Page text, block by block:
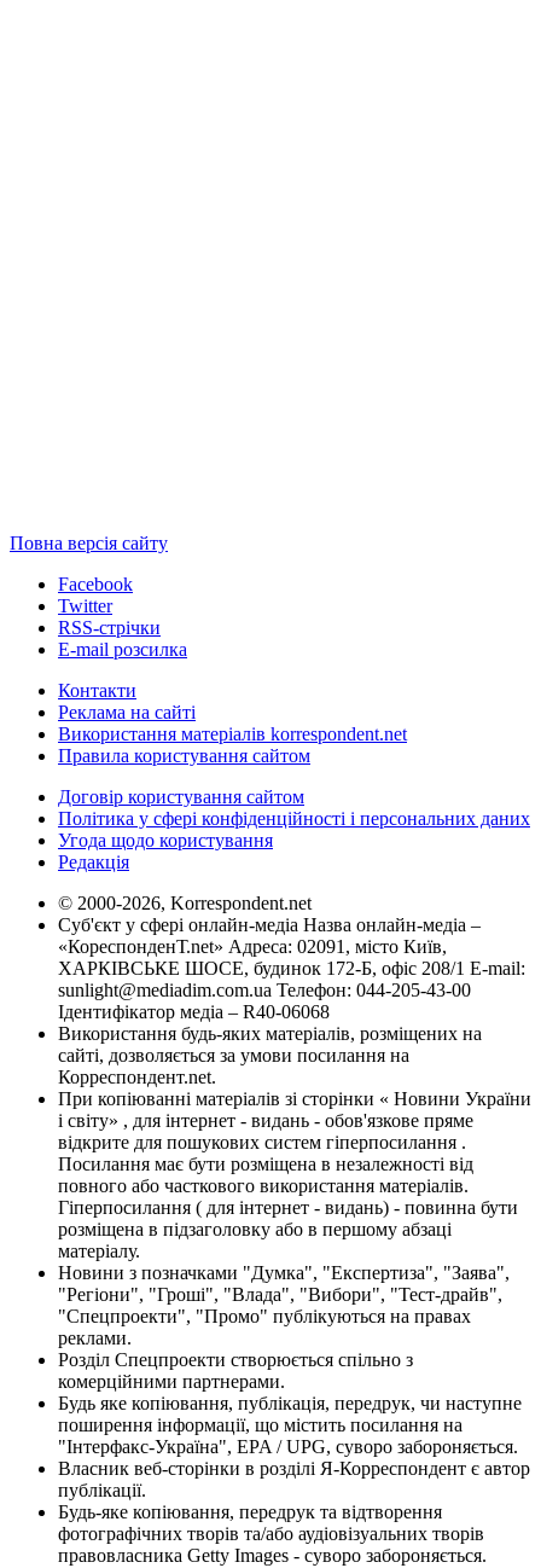
Повна версія сайту
Facebook
Twitter
RSS-стрічки
E-mail розсилка
Контакти
Реклама на сайті
Використання матеріалів korrespondent.net
Правила користування сайтом
Договір користування сайтом
Політика у сфері конфіденційності і персональних даних
Угода щодо користування
Редакція
© 2000-2026, Korrespondent.net
Суб'єкт у сфері онлайн-медіа Назва онлайн-медіа –
«КореспонденТ.net» Адреса: 02091, місто Київ,
ХАРКІВСЬКЕ ШОСЕ, будинок 172-Б, офіс 208/1 E-mail:
sunlight@mediadim.com.ua Телефон: 044-205-43-00
Ідентифікатор медіа – R40-06068
Використання будь-яких матеріалів, розміщених на
сайті, дозволяється за умови посилання на
Корреспондент.net.
При копіюванні матеріалів зі сторінки « Новини України
і світу» , для інтернет - видань - обов'язкове пряме
відкрите для пошукових систем гіперпосилання .
Посилання має бути розміщена в незалежності від
повного або часткового використання матеріалів.
Гіперпосилання ( для інтернет - видань) - повинна бути
розміщена в підзаголовку або в першому абзаці
матеріалу.
Новини з позначками "Думка", "Експертиза", "Заява",
"Регіони", "Гроші", "Влада", "Вибори", "Тест-драйв",
"Спецпроекти", "Промо" публікуються на правах
реклами.
Розділ Спецпроекти створюється спільно з
комерційними партнерами.
Будь яке копіювання, публікація, передрук, чи наступне
поширення інформації, що містить посилання на
"Інтерфакс-Україна", EPA / UPG, суворо забороняється.
Власник веб-сторінки в розділі Я-Корреспондент є автор
публікації.
Будь-яке копіювання, передрук та відтворення
фотографічних творів та/або аудіовізуальних творів
правовласника Getty Images - суворо забороняється.